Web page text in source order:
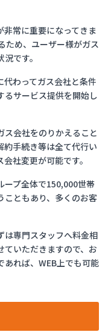
常に重要になってきま
ため、ユーザー様がガス
です。
わってガス会社と条件
るサービス提供を開始し
ス会社をのりかえること
約手続き等は全て代行い
社変更が可能です。
ープ全体で150,000世帯
こともあり、多くのお客
は専門スタッフへ料金相
ていただきますので、お
れば、WEB上でも可能